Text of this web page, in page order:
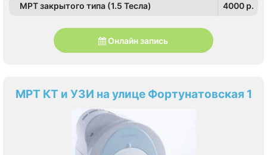
МРТ закрытого типа (1.5 Тесла) 4000 p.
Онлайн запись
МРТ КТ и УЗИ на улице Фортунатовская 1